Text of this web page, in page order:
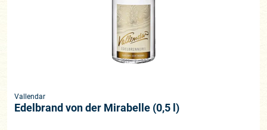
Vallendar
Edelbrand von der Mirabelle (0,5 l)